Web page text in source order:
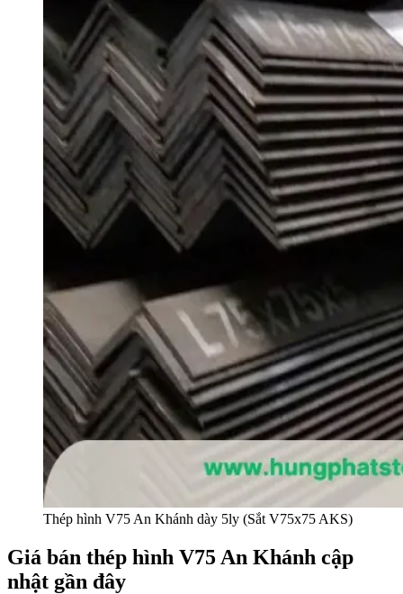
Thép hình V75 An Khánh dày 5ly (Sắt V75x75 AKS)
Giá bán thép hình V75 An Khánh cập
nhật gần đây